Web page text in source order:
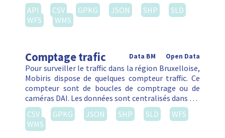
API
CSV GPKG JSON SHP
SLD
WFS
WMS
Comptage trafic Open Data
Data BM
Pour surveiller le traffic dans la région Bruxelloise,
Mobiris dispose de quelques compteur traffic. Ce
compteur sont de boucles de comptrage ou de
caméras DAI. Les données sont centralisés dans …
CSV
GPKG JSON SHP SLD
WFS
WMS